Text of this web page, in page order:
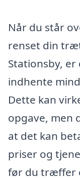
Når du står
renset din
Stationsby,
indhente
Dette kan
opgave, men
at det kan
priser og
før du træffer